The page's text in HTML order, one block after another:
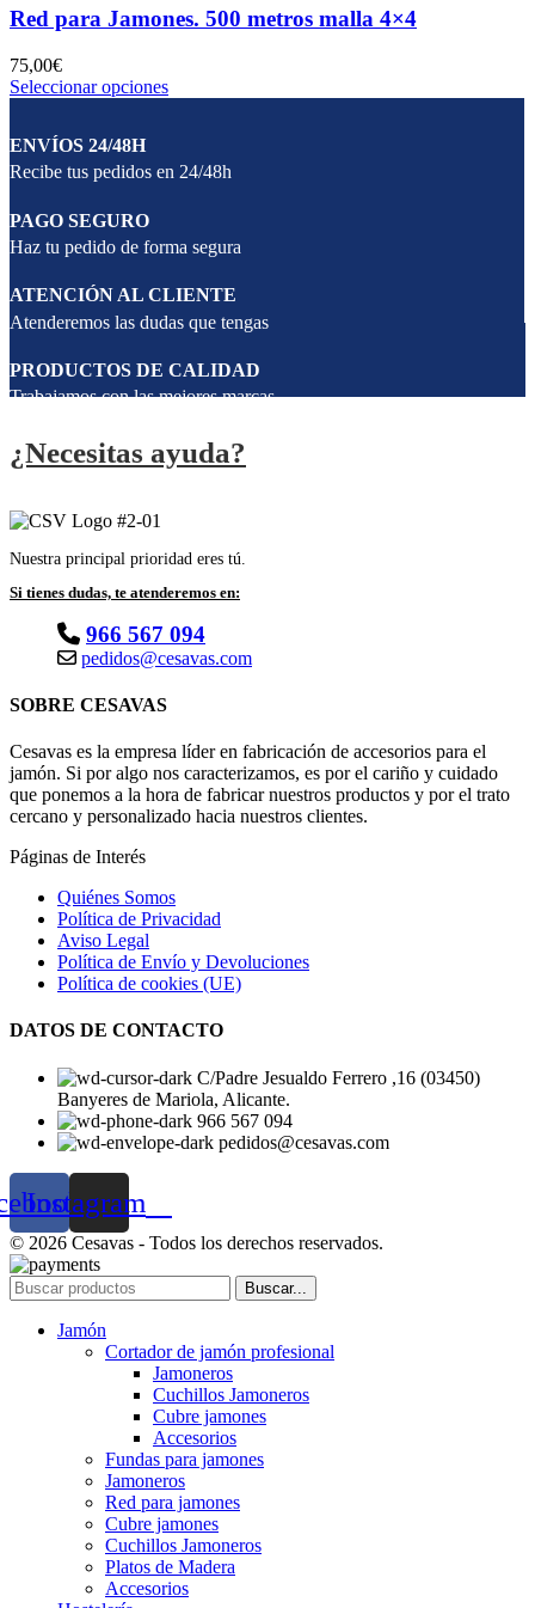
Red para Jamones. 500 metros malla 4×4
75,00€
Seleccionar opciones
ENVÍOS 24/48H
Recibe tus pedidos en 24/48h
PAGO SEGURO
Haz tu pedido de forma segura
ATENCIÓN AL CLIENTE
Atenderemos las dudas que tengas
PRODUCTOS DE CALIDAD
Trabajamos con las mejores marcas
¿Necesitas ayuda?
Nuestra principal prioridad eres tú.
Si tienes dudas, te atenderemos en:
966 567 094
pedidos@cesavas.com
SOBRE CESAVAS
Cesavas es la empresa líder en fabricación de accesorios para el
jamón. Si por algo nos caracterizamos, es por el cariño y cuidado
que ponemos a la hora de fabricar nuestros productos y por el trato
cercano y personalizado hacia nuestros clientes.
Páginas de Interés
Quiénes Somos
Política de Privacidad
Aviso Legal
Política de Envío y Devoluciones
Política de cookies (UE)
DATOS DE CONTACTO
C/Padre Jesualdo Ferrero ,16 (03450)
Banyeres de Mariola, Alicante.
966 567 094
pedidos@cesavas.com
Instagram
© 2026 Cesavas - Todos los derechos reservados.
Buscar...
Jamón
Cortador de jamón profesional
Jamoneros
Cuchillos Jamoneros
Cubre jamones
Accesorios
Fundas para jamones
Jamoneros
Red para jamones
Cubre jamones
Cuchillos Jamoneros
Platos de Madera
Accesorios